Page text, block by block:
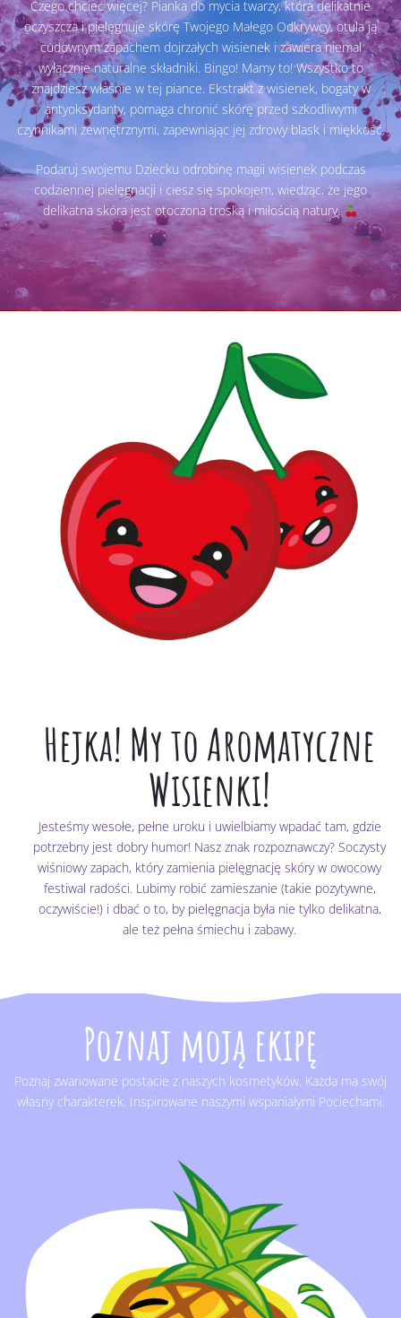
Czego chcieć więcej? Pianka do mycia twarzy, która delikatnie
oczyszcza i pielęgnuje skórę Twojego Małego Odkrywcy, otula ją
cudownym zapachem dojrzałych wisienek i zawiera niemal
wyłącznie naturalne składniki. Bingo! Mamy to! Wszystko to
znajdziesz właśnie w tej piance. Ekstrakt z wisienek, bogaty w
antyoksydanty, pomaga chronić skórę przed szkodliwymi
czynnikami zewnętrznymi, zapewniając jej zdrowy blask i miękkość.
Podaruj swojemu Dziecku odrobinę magii wisienek podczas
codziennej pielęgnacji i ciesz się spokojem, wiedząc, że jego
delikatna skóra jest otoczona troską i miłością natury.
Hejka! My to Aromatyczne
Wisienki!
Jesteśmy wesołe, pełne uroku i uwielbiamy wpadać tam, gdzie
potrzebny jest dobry humor! Nasz znak rozpoznawczy? Soczysty
wiśniowy zapach, który zamienia pielęgnację skóry w owocowy
festiwal radości. Lubimy robić zamieszanie (takie pozytywne,
oczywiście!) i dbać o to, by pielęgnacja była nie tylko delikatna,
ale też pełna śmiechu i zabawy.
Poznaj moją ekipę
Poznaj zwariowane postacie z naszych kosmetyków. Każda ma swój
własny charakterek. Inspirowane naszymi wspaniałymi Pociechami.